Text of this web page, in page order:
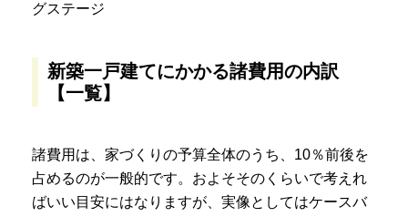
グステージ
新築一戸建てにかかる諸費用の内訳
【一覧】
諸費用は、家づくりの予算全体のうち、10％前後を
占めるのが一般的です。およそそのくらいで考えれ
ばいい目安にはなりますが、実像としてはケースバ